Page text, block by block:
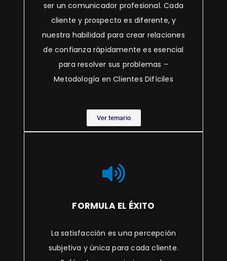
ser un comunicador profesional. Cada
cliente y prospecto es diferente, y
nuestra habilidad para crear relaciones
de confianza rápidamente es esencial
para resolver sus problemas –
Metodología en Clientes Difíciles
Ver temario
FORMULA EL ÉXITO
La satisfacción es una percepción
subjetiva y única para cada cliente.